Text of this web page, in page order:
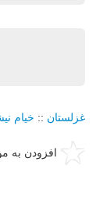
غزلستان :: خیام
افزودن به